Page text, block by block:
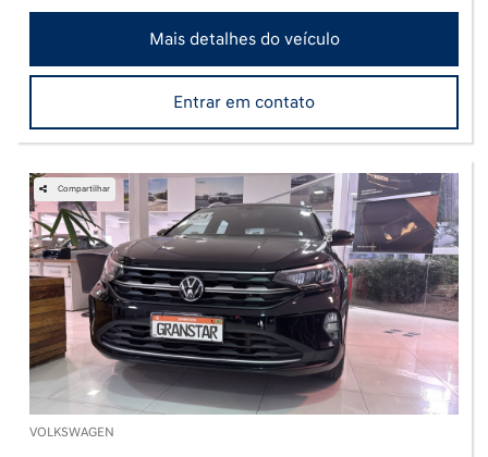
Mais detalhes do veículo
Entrar em contato
Compartilhar
VOLKSWAGEN